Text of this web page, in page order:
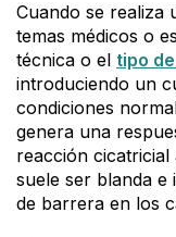
Cuando se realiza
temas médicos o
técnica o el tipo
introduciendo un
condiciones
genera una
reacción
suele ser blanda e
de barrera en los